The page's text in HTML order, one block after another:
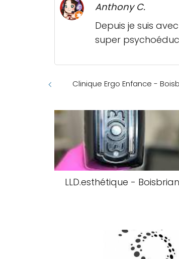
Anthony C.
Depuis je suis
super
Clinique Ergo Enfance -
LLD.esthétique -